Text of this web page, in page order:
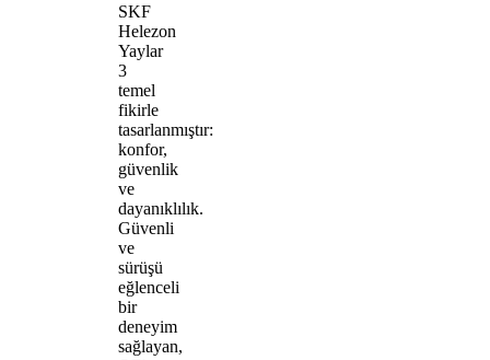
SKF
Helezon
Yaylar
3
temel
fikirle
tasarlanmıştır:
konfor,
güvenlik
ve
dayanıklılık.
Güvenli
ve
sürüşü
eğlenceli
bir
deneyim
sağlayan,